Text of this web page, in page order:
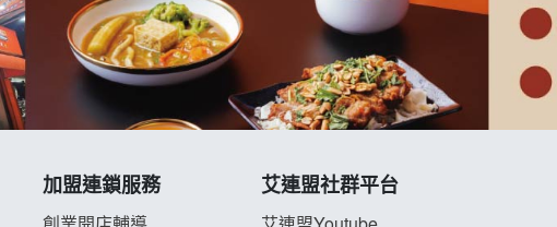
加盟連鎖服務 艾連盟社群平台